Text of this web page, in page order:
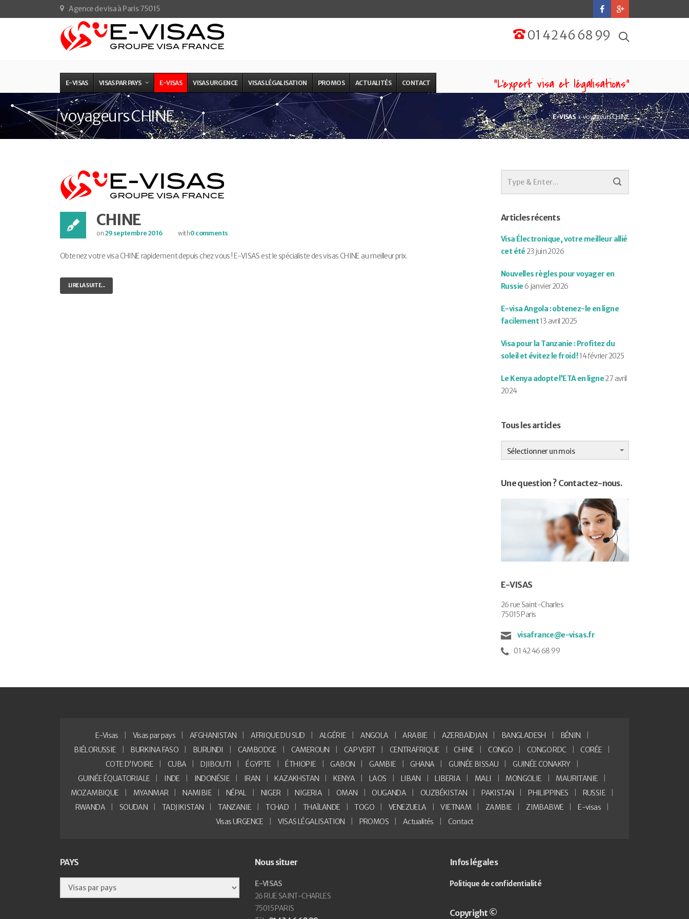
Agence de visa à Paris 75015
01 42 46 68 99
E-VISAS VISAS PAR PAYS E-VISAS VISAS URGENCE VISAS LÉGALISATION PROMOS ACTUALITÉS CONTACT “L'expert visa et légalisations”
voyageurs CHINE E-VISAS voyageurs CHINE
CHINE
on 29 septembre 2016 with0 comments
Obtenez votre visa CHINE rapidement depuis chez vous ! E-VISAS est le spécialiste des visas CHINE au meilleur prix.
LIRE LA SUITE...
Articles récents
Visa Électronique, votre meilleur allié
cet été23 juin 2026
Nouvelles règles pour voyager en
Russie 6 janvier 2026
E-visa Angola : obtenez-le en ligne
facilement13 avril 2025
Visa pour la Tanzanie : Profitez du
soleil et évitez le froid !14 février 2025
Le Kenya adopte l’ETA en ligne27 avril
2024
Tous les articles
Tous
les
articles
Sélectionner un mois
Une question ? Contactez-nous.
E-VISAS
26 rue Saint-Charles
75015 Paris
visafrance@e-visas.fr
01 42 46 68 99
E-Visas Visas par pays AFGHANISTAN AFRIQUE DU SUD ALGÉRIE ANGOLA ARABIE AZERBAÏDJAN BANGLADESH
BÉNIN
BIÉLORUSSIE
BURKINA FASO BURUNDI CAMBODGE CAMEROUN CAP VERT CENTRAFRIQUE CHINE CONGO CONGO RDC
CORÉE
COTE D’IVOIRE
CUBA DJIBOUTI ÉGYPTE ÉTHIOPIE GABON GAMBIE GHANA GUINÉE BISSAU
GUINÉE CONAKRY
GUINÉE ÉQUATORIALE
INDE INDONÉSIE IRAN KAZAKHSTAN KENYA LAOS LIBAN LIBERIA MALI MONGOLIE
MAURITANIE
MOZAMBIQUE
MYANMAR NAMIBIE NÉPAL NIGER NIGERIA OMAN OUGANDA OUZBÉKISTAN PAKISTAN PHILIPPINES
RUSSIE
RWANDA
SOUDAN TADJIKISTAN TANZANIE TCHAD THAÏLANDE TOGO VENEZUELA VIETNAM ZAMBIE ZIMBABWE
E-visas
Visas URGENCE
VISAS LÉGALISATION PROMOS Actualités Contact
PAYS Nous situer
E-VISAS
26 RUE SAINT-CHARLES
75015 PARIS
Infos légales
Politique de confidentialité
Copyright ©